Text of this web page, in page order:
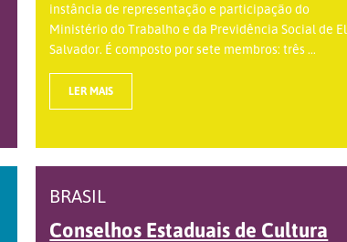
instância de representação e participação do
Ministério do Trabalho e da Previdência Social de El
Salvador. É composto por sete membros: três ...
LER MAIS
BRASIL
Conselhos Estaduais de Cultura